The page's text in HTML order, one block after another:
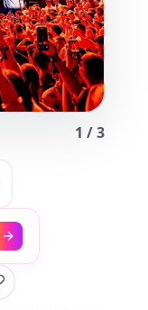
1 /3